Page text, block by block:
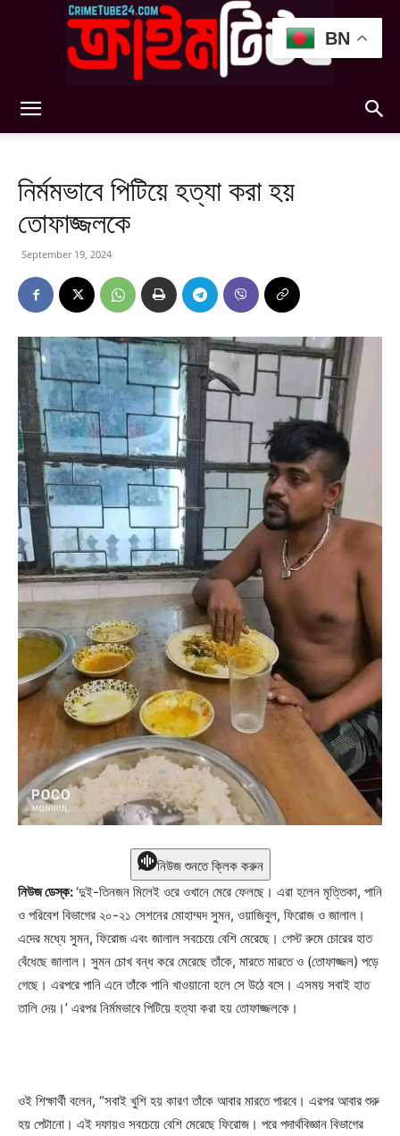
নির্মমভাবে পিটিয়ে হত্যা করা হয়
তোফাজ্জলকে
September 19, 2024
নিউজ শুনতে ক্লিক করুন
নিউজ ডেস্ক:‘দুই-তিনজন মিলেই ওরে ওখানে মেরে ফেলছে। এরা হলেন মৃত্তিকা, পানি
ও পরিবেশ বিভাগের ২০-২১ সেশনের মোহাম্মদ সুমন, ওয়াজিবুল, ফিরোজ ও জালাল।
এদের মধ্যে সুমন, ফিরোজ এবং জালাল সবচেয়ে বেশি মেরেছে। গেস্ট রুমে চোরের হাত
বেঁধেছে জালাল। সুমন চোখ বন্ধ করে মেরেছে তাঁকে, মারতে মারতে ও (তোফাজ্জল) পড়ে
গেছে। এরপরে পানি এনে তাঁকে পানি খাওয়ানো হলে সে উঠে বসে। এসময় সবাই হাত
তালি দেয়।’ এরপর নির্মমভাবে পিটিয়ে হত্যা করা হয় তোফাজ্জলকে।
ওই শিক্ষার্থী বলেন, “সবাই খুশি হয় কারণ তাঁকে আবার মারতে পারবে। এরপর আবার শুরু
হয় পেটানো। এই দফায়ও সবচেয়ে বেশি মেরেছে ফিরোজ। পরে পদার্থবিজ্ঞান বিভাগের
BN